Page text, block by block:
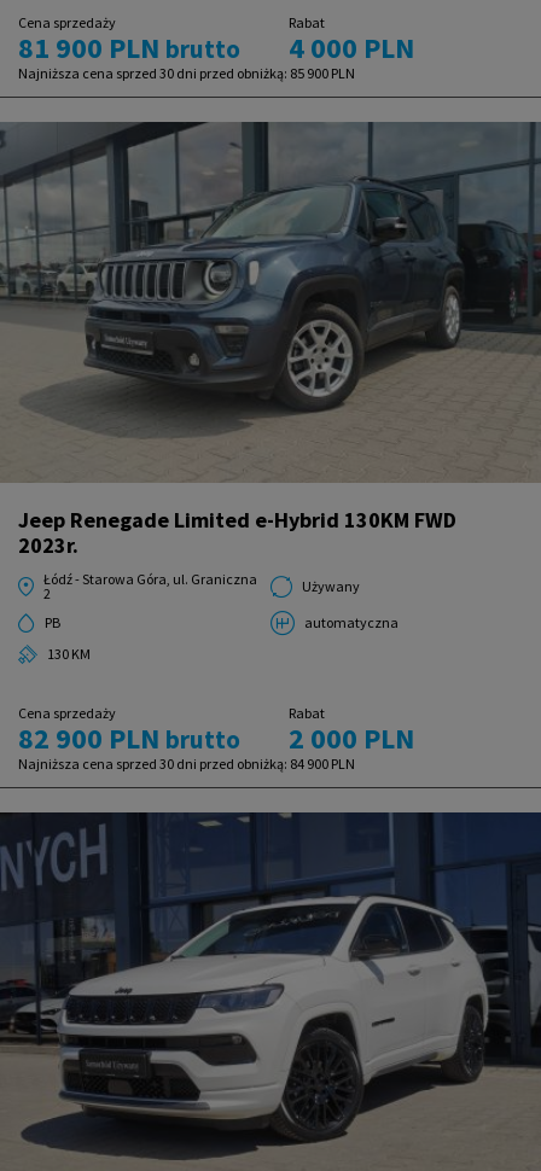
Cena sprzedaży
81 900 PLN brutto
Rabat
4 000 PLN
Najniższa cena sprzed 30 dni przed obniżką: 85 900 PLN
Jeep Renegade Limited e-Hybrid 130KM FWD
2023r.
Łódź - Starowa Góra, ul. Graniczna
2
Używany
PB
automatyczna
130 KM
Cena sprzedaży
82 900 PLN brutto
Rabat
2 000 PLN
Najniższa cena sprzed 30 dni przed obniżką: 84 900 PLN